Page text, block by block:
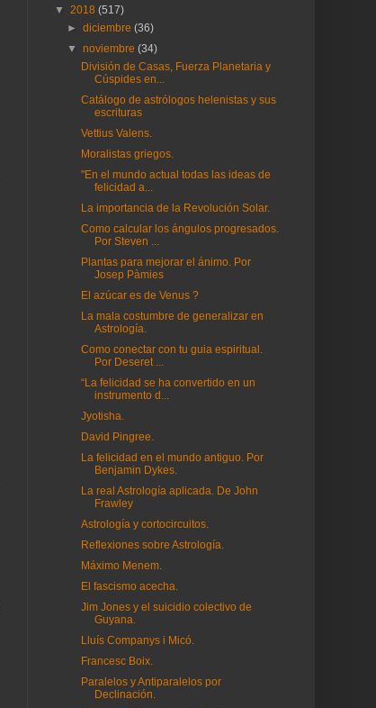
▼ 2018 (517)
►diciembre(36)
▼noviembre(34)
División de Casas, Fuerza Planetaria y
Cúspides en...
Catálogo de astrólogos helenistas y sus
escrituras
Vettius Valens.
Moralistas griegos.
"En el mundo actual todas las ideas de
felicidad a...
La importancia de la Revolución Solar.
Como calcular los ángulos progresados.
Por Steven ...
Plantas para mejorar el ánimo. Por
Josep Pàmies
El azúcar es de Venus ?
La mala costumbre de generalizar en
Astrología.
Como conectar con tu guia espiritual.
Por Deseret ...
“La felicidad se ha convertido en un
instrumento d...
Jyotisha.
David Pingree.
La felicidad en el mundo antiguo. Por
Benjamin Dykes.
La real Astrología aplicada. De John
Frawley
Astrología y cortocircuitos.
Reflexiones sobre Astrología.
Máximo Menem.
El fascismo acecha.
Jim Jones y el suicidio colectivo de
Guyana.
Lluís Companys i Micó.
Francesc Boix.
Paralelos y Antiparalelos por
Declinación.